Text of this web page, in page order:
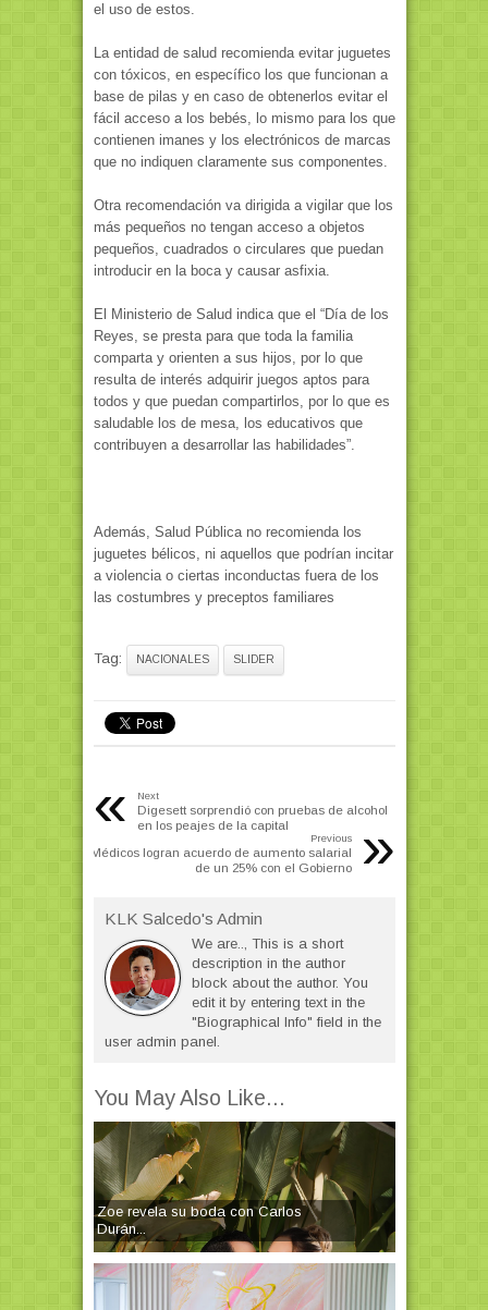
el uso de estos.
La entidad de salud recomienda evitar juguetes
con tóxicos, en específico los que funcionan a
base de pilas y en caso de obtenerlos evitar el
fácil acceso a los bebés, lo mismo para los que
contienen imanes y los electrónicos de marcas
que no indiquen claramente sus componentes.
Otra recomendación va dirigida a vigilar que los
más pequeños no tengan acceso a objetos
pequeños, cuadrados o circulares que puedan
introducir en la boca y causar asfixia.
El Ministerio de Salud indica que el “Día de los
Reyes, se presta para que toda la familia
comparta y orienten a sus hijos, por lo que
resulta de interés adquirir juegos aptos para
todos y que puedan compartirlos, por lo que es
saludable los de mesa, los educativos que
contribuyen a desarrollar las habilidades”.
Además, Salud Pública no recomienda los
juguetes bélicos, ni aquellos que podrían incitar
a violencia o ciertas inconductas fuera de los
las costumbres y preceptos familiares
Tag: NACIONALES SLIDER
« Next
Digesett sorprendió con pruebas de alcohol
en los peajes de la capital
»
Previous
Médicos logran acuerdo de aumento salarial
de un 25% con el Gobierno
KLK Salcedo's Admin
We are.., This is a short
description in the author
block about the author. You
edit it by entering text in the
"Biographical Info" field in the
user admin panel.
You May Also Like...
Zoe revela su boda con Carlos
Durán...